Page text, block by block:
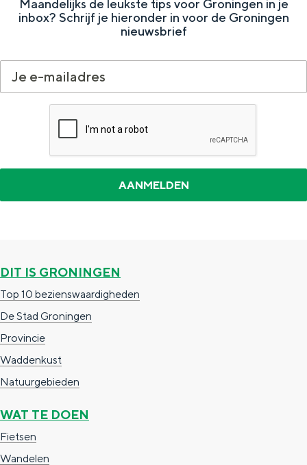
a
Maandelijks de leukste tips voor Groningen in je
inbox? Schrijf je hieronder in voor de Groningen
nieuwsbrief
DIT IS GRONINGEN
Top 10 bezienswaardigheden
De Stad Groningen
Provincie
Waddenkust
Natuurgebieden
WAT TE DOEN
Fietsen
Wandelen